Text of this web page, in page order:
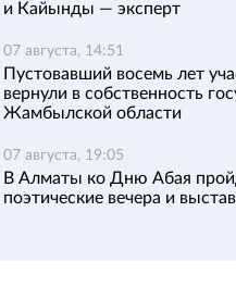
и Кайынды — эксперт
07 августа, 14:51
Пустовавший восемь лет
вернули в собственность
Жамбылской области
07 августа, 19:05
В Алматы ко Дню Абая
поэтические вечера и